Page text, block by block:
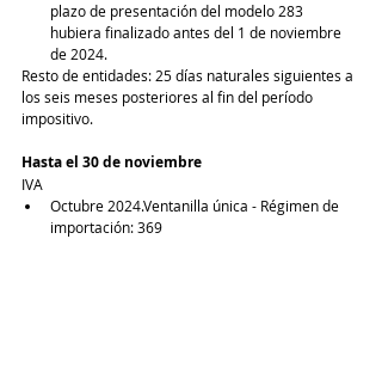
plazo de presentación del modelo 283
hubiera finalizado antes del 1 de noviembre
de 2024.
Resto de entidades: 25 días naturales siguientes a
los seis meses posteriores al fin del período
impositivo.
Hasta el 30 de noviembre
IVA
Octubre 2024.Ventanilla única - Régimen de
importación: 369